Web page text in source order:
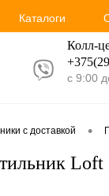
Каталоги
Колл-
с 9:00
с доставкой •